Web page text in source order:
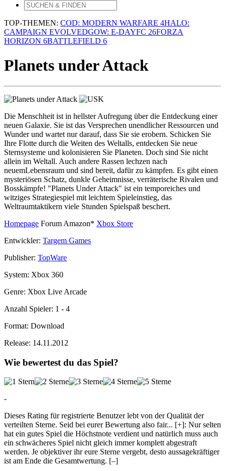
TOP-THEMEN: COD: MODERN WARFARE 4HALO:
CAMPAIGN EVOLVEDGOW: E-DAYFC 26FORZA
HORIZON 6BATTLEFIELD 6
Planets under Attack
Die Menschheit ist in hellster Aufregung über die Entdeckung einer
neuen Galaxie. Sie ist das Versprechen unendlicher Ressourcen und
Wunder und wartet nur darauf, dass Sie sie erobern. Schicken Sie
Ihre Flotte durch die Weiten des Weltalls, entdecken Sie neue
Sternsysteme und kolonisieren Sie Planeten. Doch sind Sie nicht
allein im Weltall. Auch andere Rassen lechzen nach
neuemLebensraum und sind bereit, dafür zu kämpfen. Es gibt einen
mysteriösen Schatz, dunkle Geheimnisse, verräterische Rivalen und
Bosskämpfe! "Planets Under Attack" ist ein temporeiches und
witziges Strategiespiel mit leichtem Spieleinstieg, das
Weltraumtaktikern viele Stunden Spielspaß beschert.
Homepage Forum Amazon* Xbox Store
Entwickler: Targem Games
Publisher: TopWare
System: Xbox 360
Genre: Xbox Live Arcade
Anzahl Spieler: 1 - 4
Format: Download
Release: 14.11.2012
Wie bewertest du das Spiel?
-
Dieses Rating für registrierte Benutzer lebt von der Qualität der
verteilten Sterne. Seid bei eurer Bewertung also fair... [+]: Nur selten
hat ein gutes Spiel die Höchstnote verdient und natürlich muss auch
ein schwächeres Spiel nicht gleich immer komplett abgestraft
werden. Je objektiver ihr eure Sterne vergebt, desto aussagekräftiger
ist am Ende die Gesamtwertung. [–]